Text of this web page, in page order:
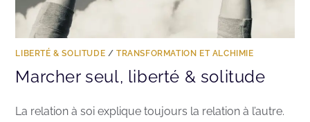
LIBERTÉ & SOLITUDE /TRANSFORMATION ET ALCHIMIE
Marcher seul, liberté & solitude
La relation à soi explique toujours la relation à l’autre.